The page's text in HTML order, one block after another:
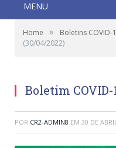
MENU
Home » Boletins COVID-
(30/04/2022)
Boletim COVID-
POR CR2-ADMIN8 EM 30 DE